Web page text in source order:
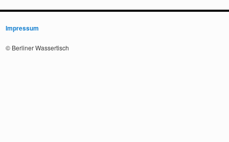
Impressum
© Berliner Wassertisch